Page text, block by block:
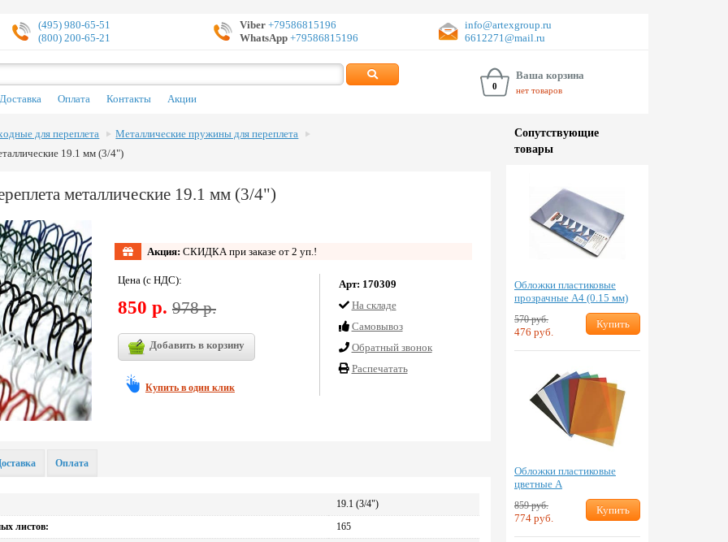
(495) 980-65-51
(800) 200-65-21
Viber+79586815196
WhatsApp+79586815196
info@artexgroup.ru
6612271@mail.ru
Доставка Оплата Контакты Акции
0
Ваша корзина
нет товаров
для переплета
Металлические пружины для переплета
19.1 мм (3/4")
металлические 19.1 мм (3/4")
Акция: СКИДКА при заказе от 2 уп.!
Цена (с НДС):
850 р. 978 р.
Добавить в корзину
Купить в один клик
Арт: 170309
На складе
Cамовывоз
Обратный звонок
Распечатать
19.1 (3/4")
листов: 165
Оплата
Сопут­ствую­щие
товары
Обложки пластиковые
прозрачные А4 (0.15 мм)
570 руб.
476 руб.
Купить
Обложки пластиковые
цветные А
859 руб.
774 руб.
Купить